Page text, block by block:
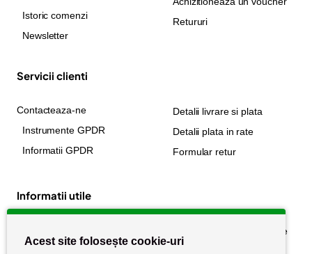
Istoric comenzi
Newsletter
Retururi
Servicii clienti
Contacteaza-ne
Instrumente GPDR
Informatii GPDR
Detalii livrare si plata
Detalii plata in rate
Formular retur
Informatii utile
Politica de confidențialitate
Acest site folosește cookie-uri